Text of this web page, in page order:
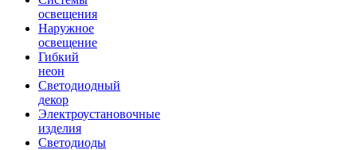
освещения
Наружное
освещение
Гибкий
неон
Светодиодный
декор
Электроустановочные
изделия
Светодиоды